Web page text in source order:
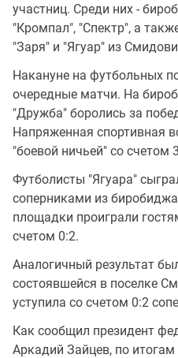
участниц. Среди них -
"Кромпал", "Спектр", а
"Заря" и "Ягуар" из
Накануне на футбольных
очередные матчи. На
"Дружба" боролись за
Напряженная спортивная
"боевой ничьей" со счетом
Футболисты "Ягуара"
соперниками из
площадки проиграли
счетом 0:2.
Аналогичный результат
состоявшейся в поселке
уступила со счетом 0:2
Как сообщил президент
Аркадий Зайцев, по